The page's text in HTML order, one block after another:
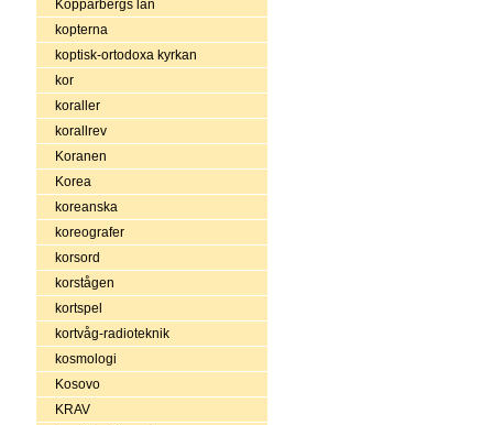
Kopparbergs län
kopterna
koptisk-ortodoxa kyrkan
kor
koraller
korallrev
Koranen
Korea
koreanska
koreografer
korsord
korstågen
kortspel
kortvåg-radioteknik
kosmologi
Kosovo
KRAV